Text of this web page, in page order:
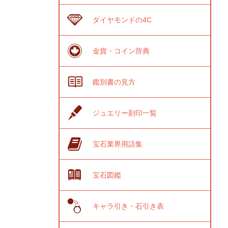
ダイヤモンドの4C
金貨・コイン辞典
鑑別書の見方
ジュエリー刻印一覧
宝石業界用語集
宝石図鑑
キャラ引き・石引き表